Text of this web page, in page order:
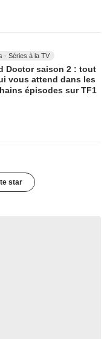
- Séries à la TV
Doctor saison 2 : tout
vous attend dans les
épisodes sur TF1
star